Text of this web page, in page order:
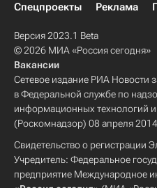
Спецпроекты
Реклама
Версия 2023.1 Beta
© 2026 МИА «Россия сегодня»
Вакансии
Сетевое издание РИА Новости
в Федеральной службе по
информационных технологий
(Роскомнадзор) 08 апреля
Свидетельство о
Учредитель: Федеральное
предприятие Международное